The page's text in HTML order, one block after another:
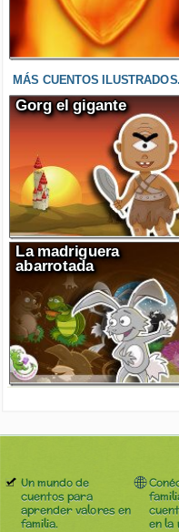
MÁS CUENTOS
Gorg el gigante
La madriguera
abarrotada
Un mundo de
cuentos para
aprender valores en
familia.
en la